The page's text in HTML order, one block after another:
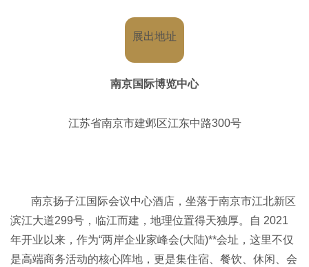
展出地址
南京国际博览中心
江苏省南京市建邺区江东中路300号
南京扬子江国际会议中心酒店，坐落于南京市江北新区
滨江大道299号，临江而建，地理位置得天独厚。自 2021
年开业以来，作为“两岸企业家峰会(大陆)**会址，这里不仅
是高端商务活动的核心阵地，更是集住宿、餐饮、休闲、会